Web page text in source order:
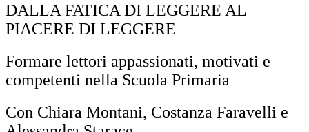
DALLA FATICA DI LEGGERE AL
PIACERE DI LEGGERE
Formare lettori appassionati, motivati e
competenti nella Scuola Primaria
Con Chiara Montani, Costanza Faravelli e